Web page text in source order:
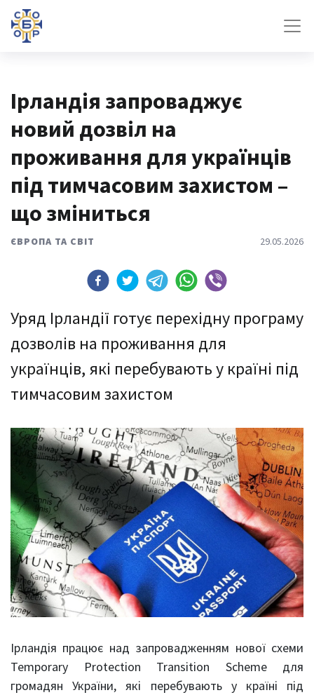
Ірландія запроваджує
новий дозвіл на
проживання для українців
під тимчасовим захистом –
що зміниться
ЄВРОПА ТА СВІТ 29.05.2026
Уряд Ірландії готує перехідну програму
дозволів на проживання для
українців, які перебувають у країні під
тимчасовим захистом
Ірландія працює над запровадженням нової схеми
Temporary Protection Transition Scheme для
громадян України, які перебувають у країні під